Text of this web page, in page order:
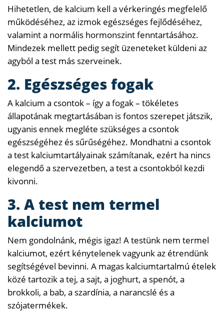
Hihetetlen, de kalcium kell a vérkeringés megfelelő
működéséhez, az izmok egészséges fejlődéséhez,
valamint a normális hormonszint fenntartásához.
Mindezek mellett pedig segít üzeneteket küldeni az
agyból a test más szerveinek.
2. Egészséges fogak
A kalcium a csontok – így a fogak – tökéletes
állapotának megtartásában is fontos szerepet játszik,
ugyanis ennek megléte szükséges a csontok
egészségéhez és sűrűségéhez. Mondhatni a csontok
a test kalciumtartályainak számítanak, ezért ha nincs
elegendő a szervezetben, a test a csontokból kezdi
kivonni.
3. A test nem termel
kalciumot
Nem gondolnánk, mégis igaz! A testünk nem termel
kalciumot, ezért kénytelenek vagyunk az étrendünk
segítségével bevinni. A magas kalciumtartalmú ételek
közé tartozik a tej, a sajt, a joghurt, a spenót, a
brokkoli, a bab, a szardínia, a narancslé és a
szójatermékek.